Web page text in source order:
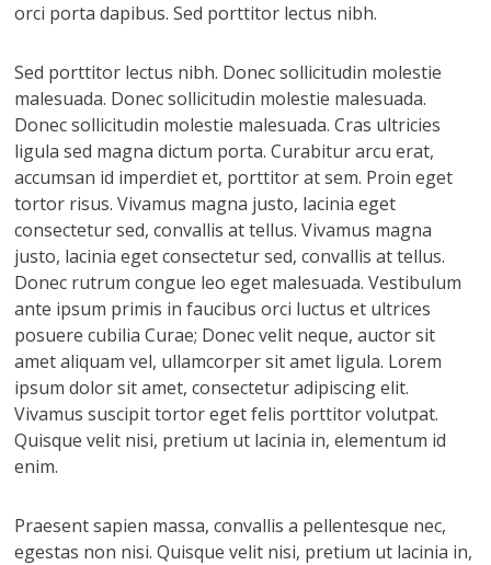
orci porta dapibus. Sed porttitor lectus nibh.
Sed porttitor lectus nibh. Donec sollicitudin molestie
malesuada. Donec sollicitudin molestie malesuada.
Donec sollicitudin molestie malesuada. Cras ultricies
ligula sed magna dictum porta. Curabitur arcu erat,
accumsan id imperdiet et, porttitor at sem. Proin eget
tortor risus. Vivamus magna justo, lacinia eget
consectetur sed, convallis at tellus. Vivamus magna
justo, lacinia eget consectetur sed, convallis at tellus.
Donec rutrum congue leo eget malesuada. Vestibulum
ante ipsum primis in faucibus orci luctus et ultrices
posuere cubilia Curae; Donec velit neque, auctor sit
amet aliquam vel, ullamcorper sit amet ligula. Lorem
ipsum dolor sit amet, consectetur adipiscing elit.
Vivamus suscipit tortor eget felis porttitor volutpat.
Quisque velit nisi, pretium ut lacinia in, elementum id
enim.
Praesent sapien massa, convallis a pellentesque nec,
egestas non nisi. Quisque velit nisi, pretium ut lacinia in,